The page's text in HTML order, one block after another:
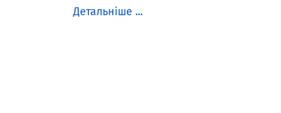
Детальніше ...